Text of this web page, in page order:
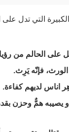
التي تدل
الحالم من
فإنّه يَرِث.
اناس لديهم كفاءة.
همٌّ وحزن